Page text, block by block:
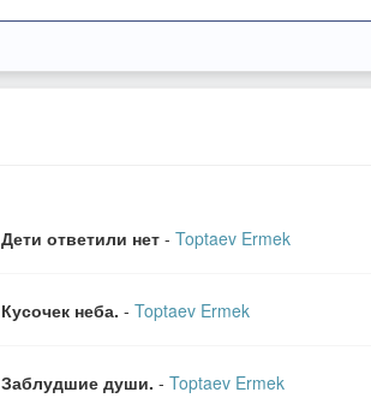
Дети ответили нет - Toptaev Ermek
Кусочек неба. - Toptaev Ermek
Заблудшие души. - Toptaev Ermek